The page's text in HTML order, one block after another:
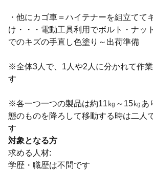
・他にカゴ車＝ハイテナーを組立てて
け・・・電動工具利用でボルト・ナッ
でのキズの手直し色塗り～出荷準備
※全体3人で、1人や2人に分かれて作
す
※各一つ一つの製品は約11㎏～15㎏あ
態のものを降ろして移動する時は二人
す
対象となる方
求める人材:
学歴・職歴は不問です